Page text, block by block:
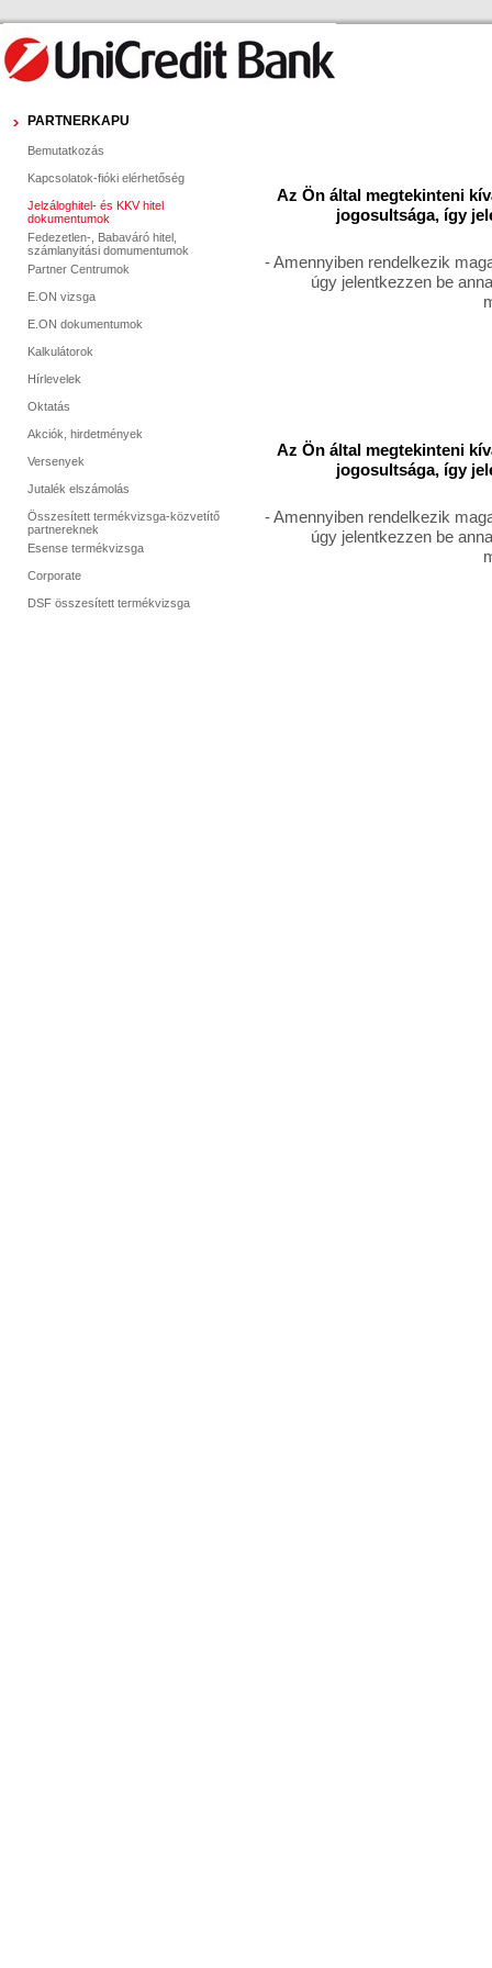
PARTNERKAPU
Bemutatkozás
Kapcsolatok-fióki elérhetőség
Jelzáloghitel- és KKV hitel
dokumentumok
Fedezetlen-, Babaváró hitel,
számlanyitási domumentumok
Partner Centrumok
E.ON vizsga
E.ON dokumentumok
Kalkulátorok
Hírlevelek
Oktatás
Akciók, hirdetmények
Versenyek
Jutalék elszámolás
Összesített termékvizsga-közvetítő
partnereknek
Esense termékvizsga
Corporate
DSF összesített termékvizsga
Az Ön által megtekinteni
jogosultsága, így
- Amennyiben rendelkezik
úgy jelentkezzen be
Az Ön által megtekinteni
jogosultsága, így
- Amennyiben rendelkezik
úgy jelentkezzen be